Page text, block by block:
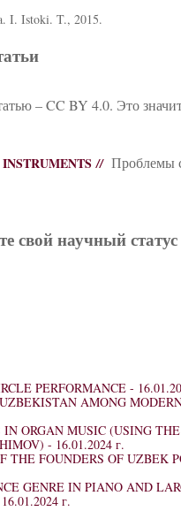
I. Istoki. T., 2015.
– CC BY 4.0. Это
// Проблемы
свой научный
PERFORMANCE -
AMONG
ORGAN MUSIC (USING
- 16.01.2024 г.
THE FOUNDERS OF UZBEK
GENRE IN PIANO AND
16.01.2024 г.